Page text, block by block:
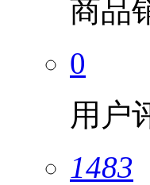
商品
0
用户
1483